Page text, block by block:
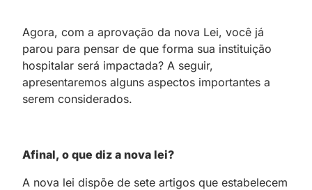
Agora, com a aprovação da nova Lei, você já
parou para pensar de que forma sua instituição
hospitalar será impactada? A seguir,
apresentaremos alguns aspectos importantes a
serem considerados.
Afinal, o que diz a nova lei?
A nova lei dispõe de sete artigos que estabelecem